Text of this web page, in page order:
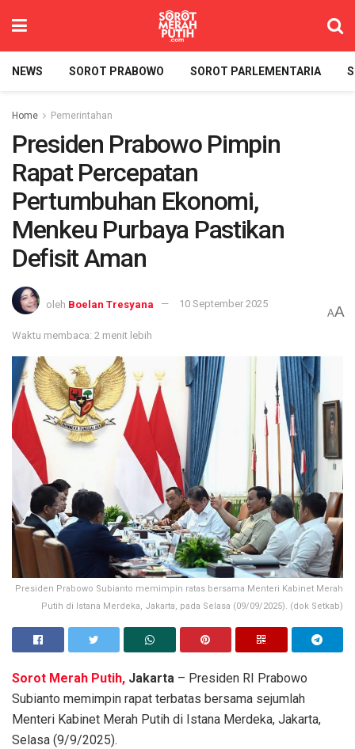
NEWS SOROT PRABOWO SOROT PARLEMENTARIA
Home Pemerintahan
Presiden Prabowo Pimpin
Rapat Percepatan
Pertumbuhan Ekonomi,
Menkeu Purbaya Pastikan
Defisit Aman
oleh Boelan Tresyana 10 September 2025
Waktu membaca: 2 menit lebih
AA
Presiden Prabowo Subianto memimpin ratas bersama Menteri Kabinet Merah
Putih di Istana Merdeka, Jakarta, pada Selasa (09/09/2025). (dok Setkab)
Sorot Merah Putih, Jakarta – Presiden RI Prabowo
Subianto memimpin rapat terbatas bersama sejumlah
Menteri Kabinet Merah Putih di Istana Merdeka, Jakarta,
Selasa (9/9/2025).